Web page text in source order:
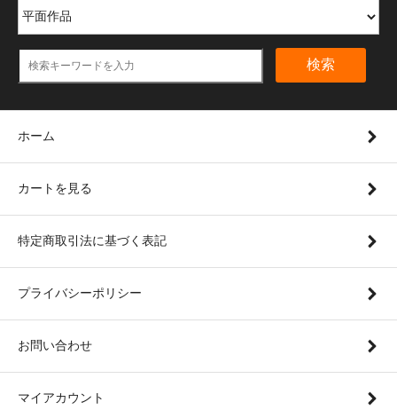
検索
ホーム
カートを見る
特定商取引法に基づく表記
プライバシーポリシー
お問い合わせ
マイアカウント